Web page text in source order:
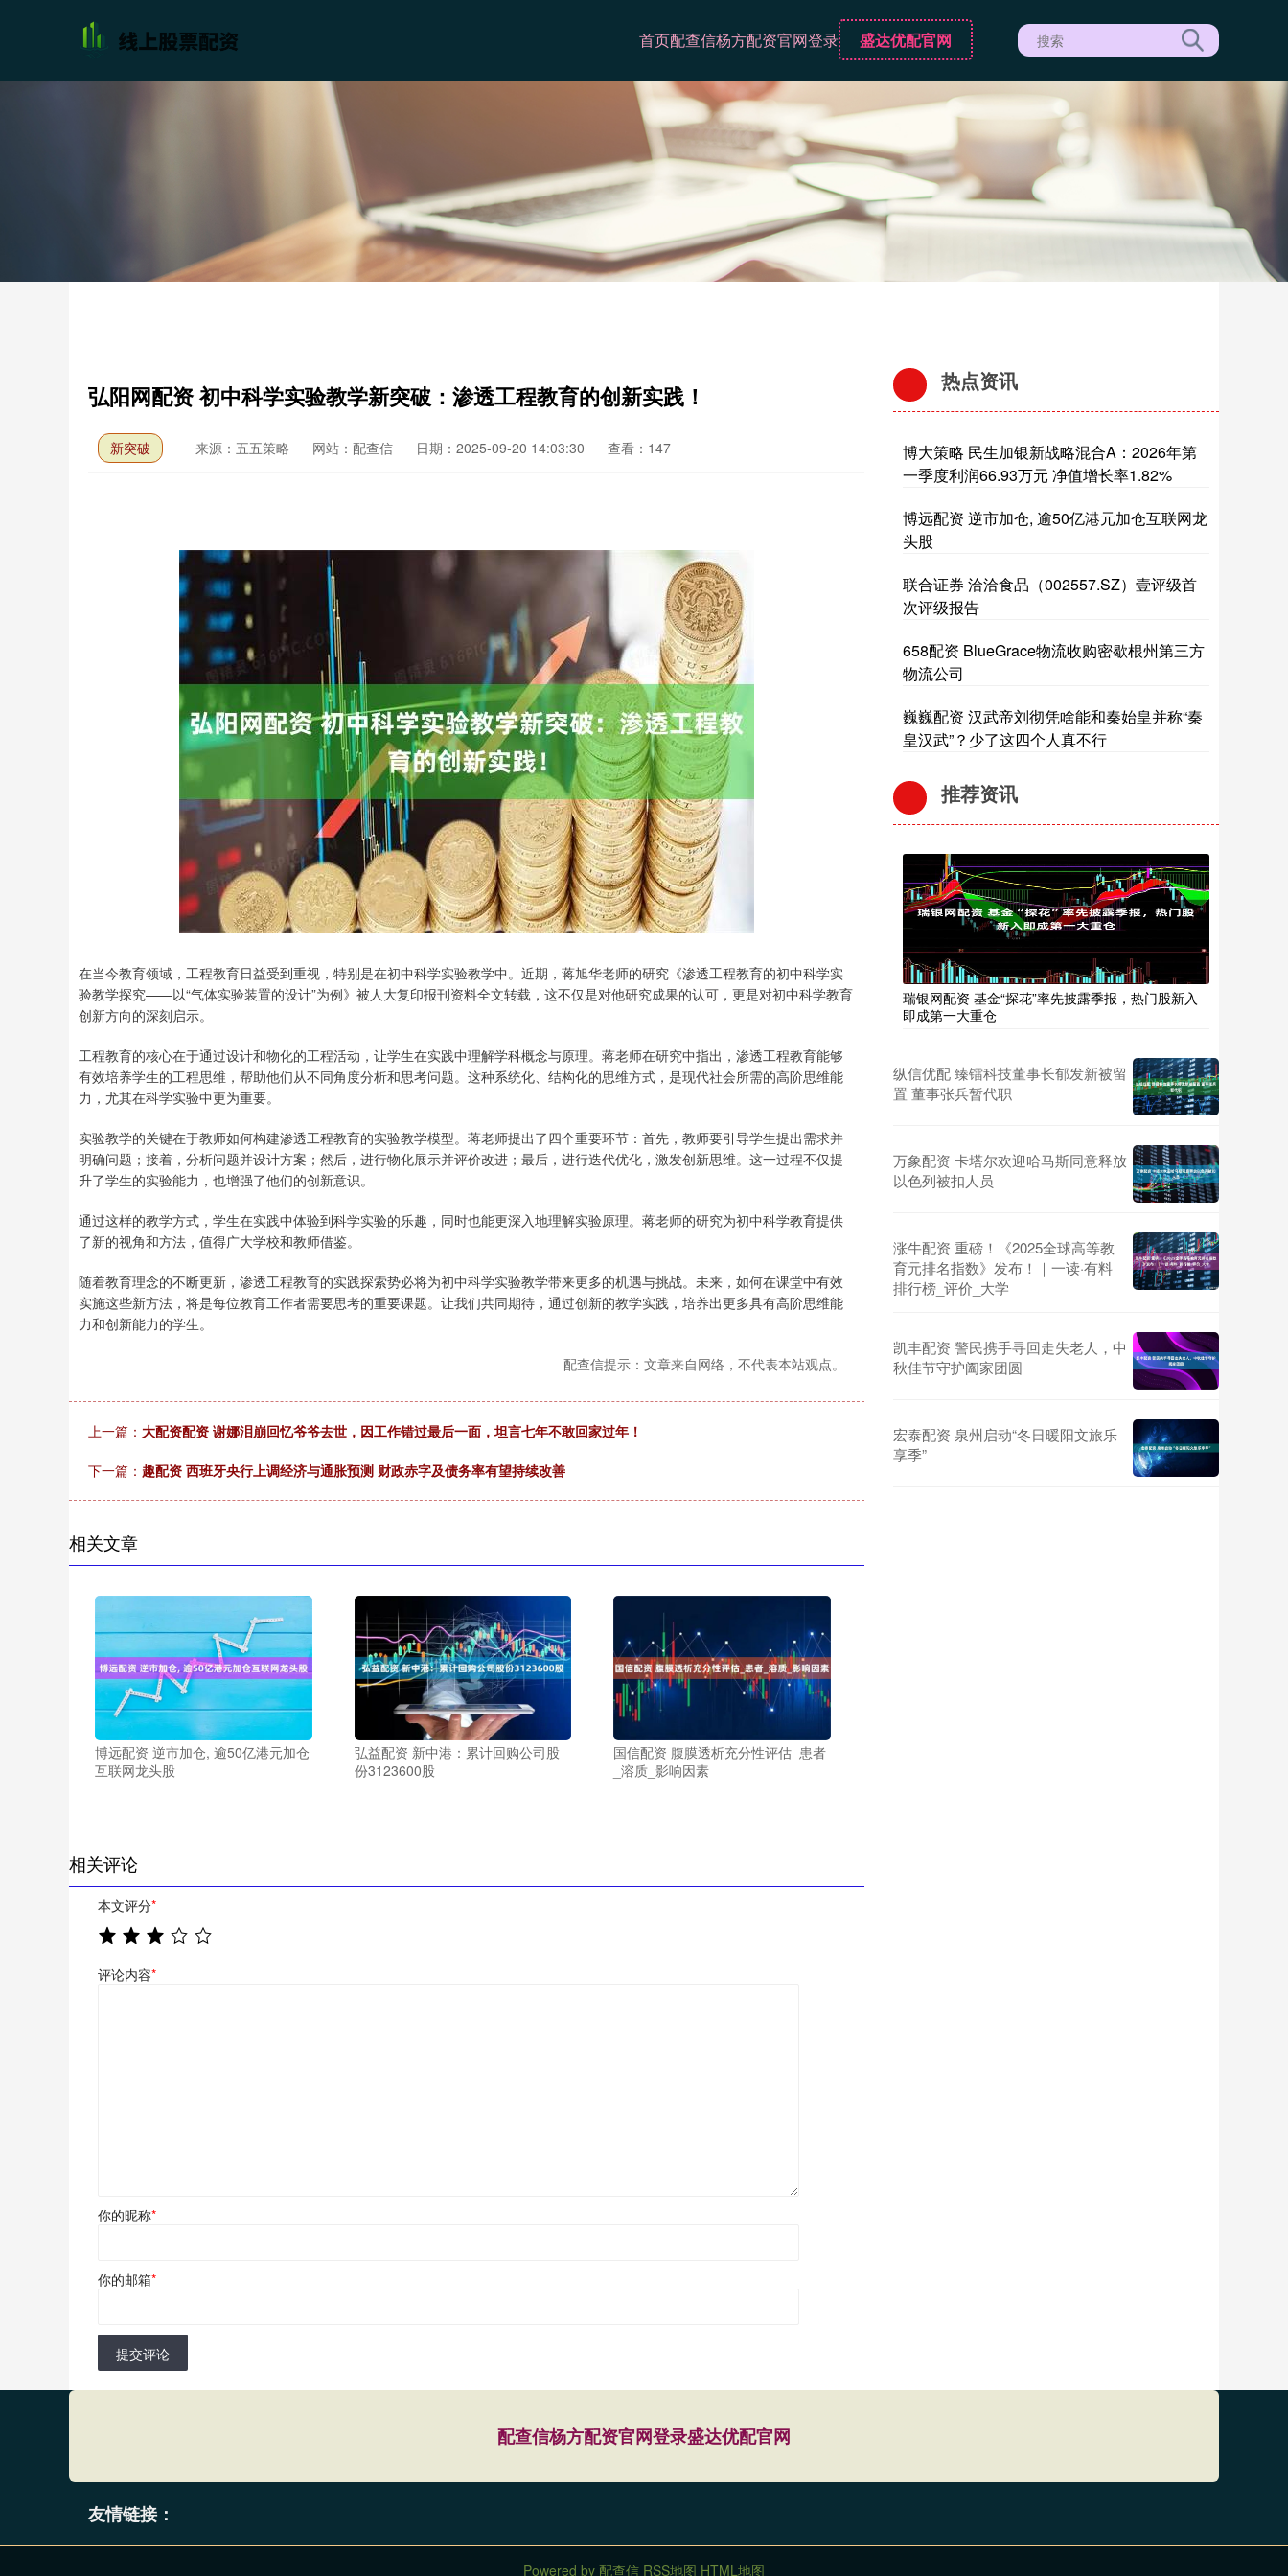
首页配查信杨方配资官网登录 盛达优配官网
弘阳网配资 初中科学实验教学新突破：渗透工程教育的创新实践！
新突破 来源：五五策略 网站：配查信 日期：2025-09-20 14:03:30 查看：147
在当今教育领域，工程教育日益受到重视，特别是在初中科学实验教学中。近期，蒋旭华老师的研究《渗透工程教育的初中科学实
验教学探究——以“气体实验装置的设计”为例》被人大复印报刊资料全文转载，这不仅是对他研究成果的认可，更是对初中科学教育
创新方向的深刻启示。
工程教育的核心在于通过设计和物化的工程活动，让学生在实践中理解学科概念与原理。蒋老师在研究中指出，渗透工程教育能够
有效培养学生的工程思维，帮助他们从不同角度分析和思考问题。这种系统化、结构化的思维方式，是现代社会所需的高阶思维能
力，尤其在科学实验中更为重要。
实验教学的关键在于教师如何构建渗透工程教育的实验教学模型。蒋老师提出了四个重要环节：首先，教师要引导学生提出需求并
明确问题；接着，分析问题并设计方案；然后，进行物化展示并评价改进；最后，进行迭代优化，激发创新思维。这一过程不仅提
升了学生的实验能力，也增强了他们的创新意识。
通过这样的教学方式，学生在实践中体验到科学实验的乐趣，同时也能更深入地理解实验原理。蒋老师的研究为初中科学教育提供
了新的视角和方法，值得广大学校和教师借鉴。
随着教育理念的不断更新，渗透工程教育的实践探索势必将为初中科学实验教学带来更多的机遇与挑战。未来，如何在课堂中有效
实施这些新方法，将是每位教育工作者需要思考的重要课题。让我们共同期待，通过创新的教学实践，培养出更多具有高阶思维能
力和创新能力的学生。
配查信提示：文章来自网络，不代表本站观点。
上一篇： 大配资配资 谢娜泪崩回忆爷爷去世，因工作错过最后一面，坦言七年不敢回家过年！
下一篇： 趣配资 西班牙央行上调经济与通胀预测 财政赤字及债务率有望持续改善
相关文章
博远配资 逆市加仓, 逾50亿港元加仓
互联网龙头股
弘益配资 新中港：累计回购公司股
份3123600股
国信配资 腹膜透析充分性评估_患者
_溶质_影响因素
相关评论
本文评分*
评论内容*
你的昵称*
你的邮箱*
提交评论
热点资讯
博大策略 民生加银新战略混合A：2026年第
一季度利润66.93万元 净值增长率1.82%
博远配资 逆市加仓, 逾50亿港元加仓互联网龙
头股
联合证券 洽洽食品（002557.SZ）壹评级首
次评级报告
658配资 BlueGrace物流收购密歇根州第三方
物流公司
巍巍配资 汉武帝刘彻凭啥能和秦始皇并称“秦
皇汉武”？少了这四个人真不行
推荐资讯
瑞银网配资 基金“探花”率先披露季报，热门股新入
即成第一大重仓
纵信优配 臻镭科技董事长郁发新被留
置 董事张兵暂代职
万象配资 卡塔尔欢迎哈马斯同意释放
以色列被扣人员
涨牛配资 重磅！《2025全球高等教
育元排名指数》发布！｜一读·有料_
排行榜_评价_大学
凯丰配资 警民携手寻回走失老人，中
秋佳节守护阖家团圆
宏泰配资 泉州启动“冬日暖阳文旅乐
享季”
配查信杨方配资官网登录盛达优配官网
友情链接：
Powered by 配查信 RSS地图 HTML地图